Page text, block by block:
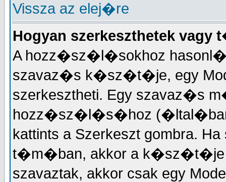
Vissza az elej�re
Hogyan szerkeszthetek
A hozz�sz�l�sokhoz
szavaz�s k�sz�t�je, egy
szerkesztheti. Egy szavaz�s
hozz�sz�l�s�hoz
kattints a Szerkeszt gombra.
t�m�ban, akkor a
szavaztak, akkor csak egy